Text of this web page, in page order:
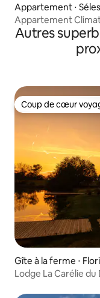
Appartement ⋅
Appartement
Autres
Coup de cœur
Coup de cœur
Gîte à la ferme ⋅
Lodge La Carélie